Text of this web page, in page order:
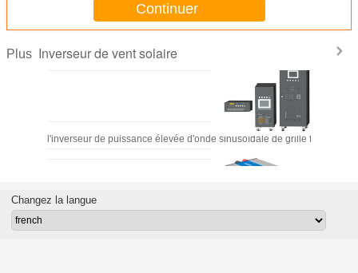
Continuer
Plus Inverseur de vent solaire
Outre de l'inverseur de puissance élevée d'onde sinusoïdale de grille fait sur
Inverseur à haute fréquence de système d'alimentation solaire 12V-48V
Changez la langue